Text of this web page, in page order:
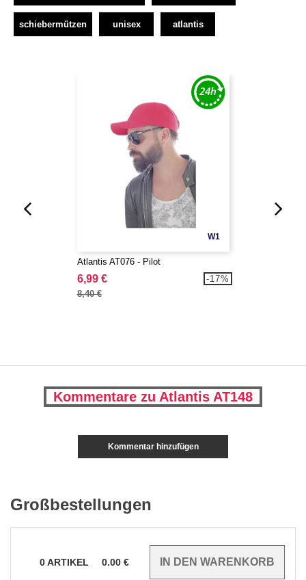
schiebermützen unisex atlantis
W1
Atlantis AT076 - Pilot
6,99 €
8,40 €
-17%
Kommentare zu Atlantis AT148
Kommentar hinzufügen
Großbestellungen
0ARTIKEL 0.00 €